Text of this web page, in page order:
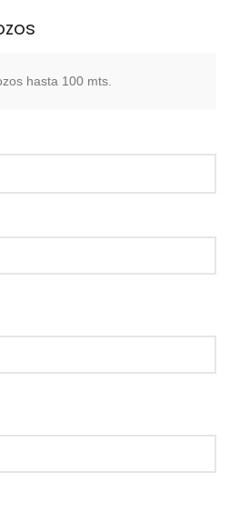
hasta 100 mts.